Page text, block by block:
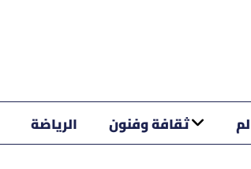
ثقافة وفنون الرياضة